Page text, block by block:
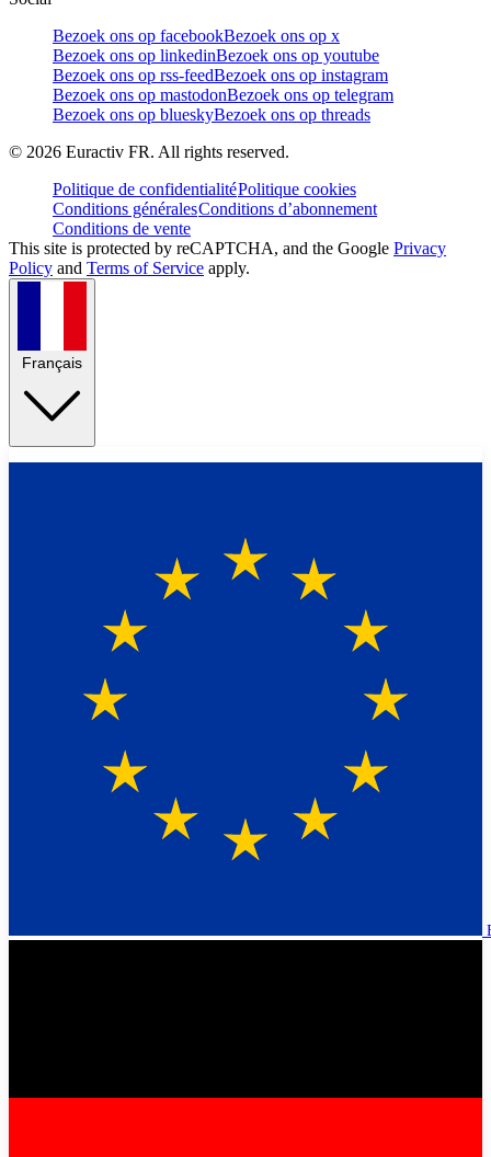
Bezoek ons op facebookBezoek ons op x
Bezoek ons op linkedinBezoek ons op youtube
Bezoek ons op rss-feedBezoek ons op instagram
Bezoek ons op mastodonBezoek ons op telegram
Bezoek ons op blueskyBezoek ons op threads
© 2026 Euractiv FR. All rights reserved.
Politique de confidentialitéPolitique cookies
Conditions généralesConditions d’abonnement
Conditions de vente
This site is protected by reCAPTCHA, and the Google Privacy
Policy and Terms of Service apply.
Français